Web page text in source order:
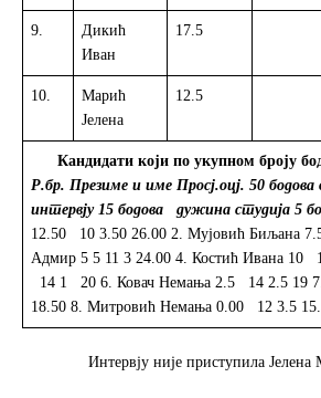
9.
Дикић
Иван
17.5
10.
Марић
Јелена
12.5
Кандидати који по укупном броју
Р.бр. Презиме и име Просј.оцј. 50 бодова
интервју 15 бодова дужина студија 5
12.50 10 3.50 26.00 2. Мујовић Биљана
Адмир 5 5 11 3 24.00 4. Костић Ивана 10
14 1 20 6. Ковач Немања 2.5 14 2.5 19
18.50 8. Митровић Немања 0.00 12 3.5
Интервју није приступила